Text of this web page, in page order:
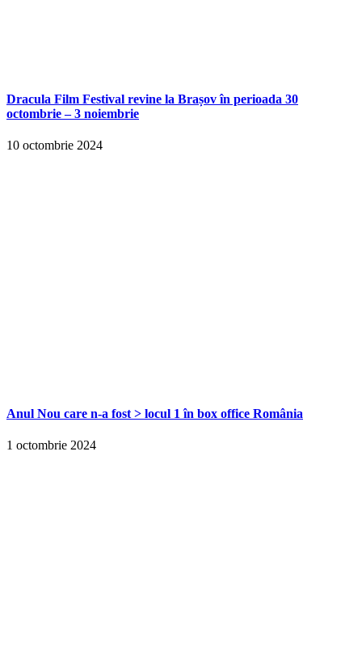
Dracula Film Festival revine la Brașov în perioada 30
octombrie – 3 noiembrie
10 octombrie 2024
Anul Nou care n-a fost > locul 1 în box office România
1 octombrie 2024